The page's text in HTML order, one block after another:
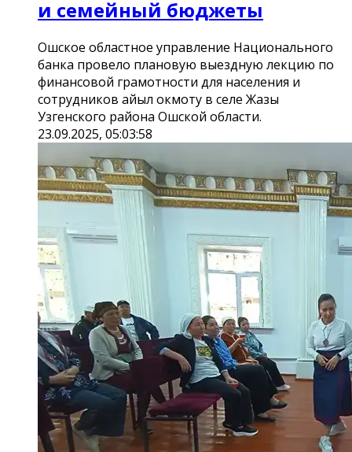
и семейный бюджеты
Ошское областное управление Национального
банка провело плановую выездную лекцию по
финансовой грамотности для населения и
сотрудников айыл окмоту в селе Жазы
Узгенского района Ошской области.
23.09.2025, 05:03:58